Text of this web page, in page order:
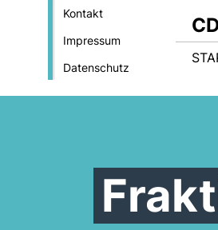
Kontakt
Impressum
Datenschutz